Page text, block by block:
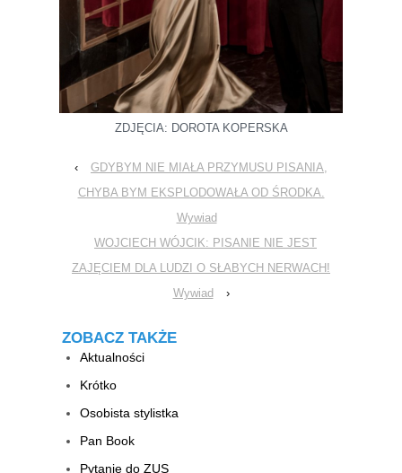
ZDJĘCIA: DOROTA KOPERSKA
‹
GDYBYM NIE MIAŁA PRZYMUSU PISANIA,
CHYBA BYM EKSPLODOWAŁA OD ŚRODKA.
Wywiad
WOJCIECH WÓJCIK: PISANIE NIE JEST
ZAJĘCIEM DLA LUDZI O SŁABYCH NERWACH!
Wywiad
›
ZOBACZ TAKŻE
Aktualności
Krótko
Osobista stylistka
Pan Book
Pytanie do ZUS